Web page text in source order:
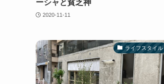
ーシャと貧乏神
2020-11-11
ライフスタイル